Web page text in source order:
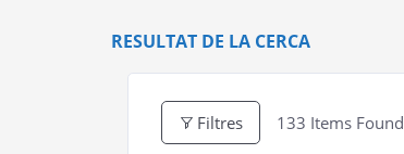
RESULTAT DE LA CERCA
Filtres 133 Items Found